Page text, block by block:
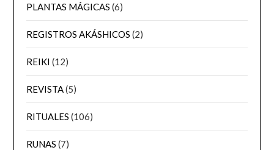
PLANTAS MÁGICAS (6)
REGISTROS AKÁSHICOS (2)
REIKI (12)
REVISTA(5)
RITUALES (106)
RUNAS (7)